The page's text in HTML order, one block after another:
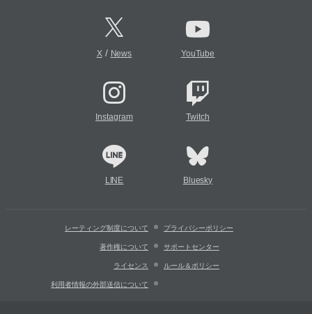
X/ News YouTube
Instagram Twitch
LINE Bluesky
レーティング制度について プライバシーポリシー
著作権について サポートセンター
ライセンス ルール＆ポリシー
利用者情報の外部送信について